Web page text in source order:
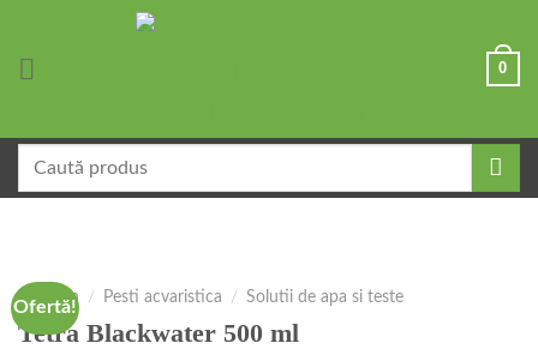
0
după:
Ofertă!
Magazin / Pesti acvaristica / Solutii de apa si teste
Tetra Blackwater 500 ml